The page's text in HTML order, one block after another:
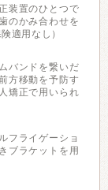
装置のひとつで
のかみ合わせを
適用なし）
バンドを繋いだ
方移動を予防す
矯正で用いられ
フライゲーショ
ブラケットを用